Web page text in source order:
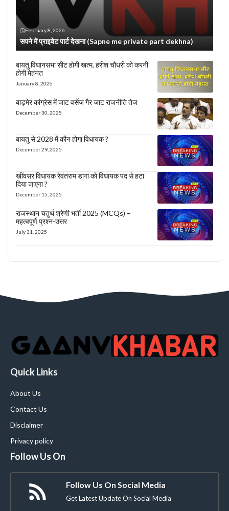
February 8, 2026
सपने में प्राइवेट पार्ट देखना (Sapne me private part dekhna)
बायतु विधानसभा सीट होगी खत्म, हरीश चौधरी को करनी
होगी मेहनत
January 8, 2026
बाड़मेर कांग्रेस में जाट वर्सेज गैर जाट राजनीति तेज
December 30, 2025
बायतु से 2028 में कौन होगा विधायक ?
December 29, 2025
खींवसर विधायक रेवंतराम डांगा को विधायक पद से हटा
दिया जाएगा ?
December 15, 2025
राजस्थान चतुर्थ श्रेणी भर्ती 2025 (MCQs) –
महत्वपूर्ण प्रश्न-उत्तर
July 31, 2025
Quick Links
About Us
Contact Us
Disclaimer
Privacy policy
Follow Us On
Follow Us On Social Media
Get Latest Update On Social Media